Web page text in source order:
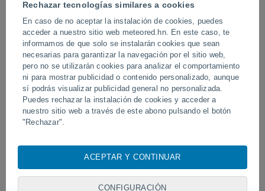
Rechazar tecnologías similares a cookies
En caso de no aceptar la instalación de cookies, puedes
acceder a nuestro sitio web meteored.hn. En este caso, te
informamos de que solo se instalarán cookies que sean
necesarias para garantizar la navegación por el sitio web,
pero no se utilizarán cookies para analizar el comportamiento
ni para mostrar publicidad o contenido personalizado, aunque
sí podrás visualizar publicidad general no personalizada.
Puedes rechazar la instalación de cookies y acceder a
nuestro sitio web a través de este abono pulsando el botón
"Rechazar".
cookies, identificadores únicos o tecnologías similares para
visita en este sitio web, las direcciones IP y los
identificadores de cookies. Es posible que algunos
ACEPTAR Y CONTINUAR
CONFIGURACIÓN
Un enorme diablo de polvo fue
avistado en Zapponeta, Italia
Tornados y lluvias
Pelotas, Brasil.
Síguenos